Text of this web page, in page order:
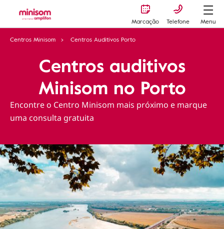
Marcação Telefone
Menu
Centros Minisom
Centros Auditivos Porto
Centros auditivos
Minisom no Porto
Encontre o Centro Minisom mais próximo e marque
uma consulta gratuita